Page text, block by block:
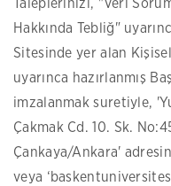
Taleplerinizi, "Veri
Hakkında Tebliğ"
Sitesinde yer alan
uyarınca hazırlanmış
imzalanmak suretiyle,
Çakmak Cd. 10. Sk.
Çankaya/Ankara'
veya